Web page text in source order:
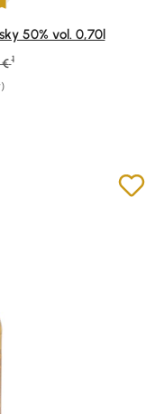
von 5 Sternen
50% vol. 0,70l
Preis:
1